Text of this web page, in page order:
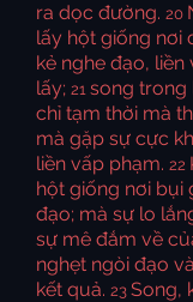
ra dọc đường. 20
lấy hột giống nơi
kẻ nghe đạo,
lấy; 21 song trong
chỉ tạm thời mà
mà gặp sự cực
liền vấp phạm. 22
hột giống nơi bụi
đạo; mà sự lo
sự mê đắm về
nghẹt ngòi đạo
kết quả. 23Song,